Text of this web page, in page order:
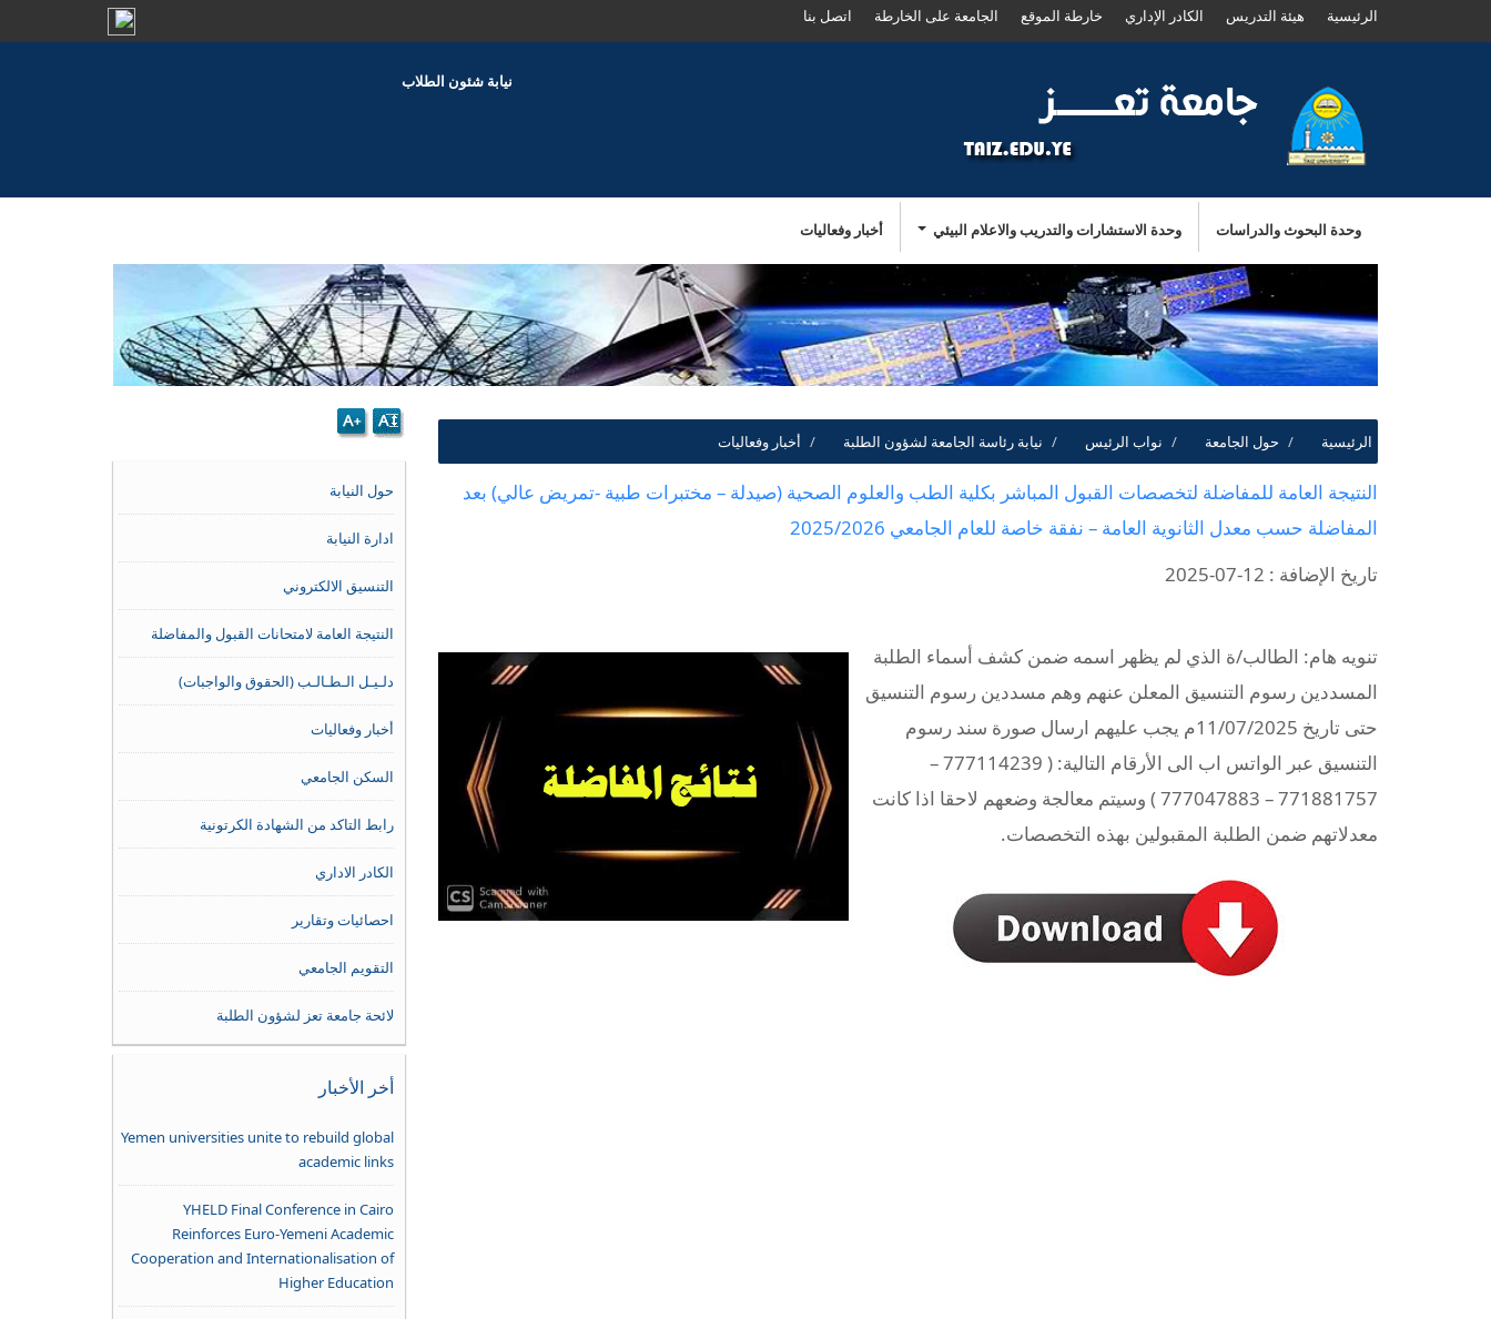
الرئيسية هيئة التدريس الكادر الإداري خارطة الموقع الجامعة على الخارطة اتصل بنا
نيابة شئون الطلاب
وحدة البحوث والدراسات وحدة الاستشارات والتدريب والاعلام البيئي أخبار وفعاليات
الرئيسية حول الجامعة نواب الرئيس نيابة رئاسة الجامعة لشؤون الطلبة أخبار وفعاليات
النتيجة العامة للمفاضلة لتخصصات القبول المباشر بكلية الطب والعلوم الصحية (صيدلة – مختبرات طبية -تمريض عالي) بعد
المفاضلة حسب معدل الثانوية العامة – نفقة خاصة للعام الجامعي 2025/2026
تاريخ الإضافة : 12-07-2025
تنويه هام: الطالب/ة الذي لم يظهر اسمه ضمن كشف أسماء الطلبة
المسددين رسوم التنسيق المعلن عنهم وهم مسددين رسوم التنسيق
حتى تاريخ 11/07/2025م يجب عليهم ارسال صورة سند رسوم
التنسيق عبر الواتس اب الى الأرقام التالية: ( 777114239 –
771881757 – 777047883 ) وسيتم معالجة وضعهم لاحقا اذا كانت
معدلاتهم ضمن الطلبة المقبولين بهذه التخصصات.
حول النيابة
ادارة النيابة
التنسيق الالكتروني
النتيجة العامة لامتحانات القبول والمفاضلة
دلـيـل الـطـالـب (الحقوق والواجبات)
أخبار وفعاليات
السكن الجامعي
رابط التاكد من الشهادة الكرتونية
الكادر الاداري
احصائيات وتقارير
التقويم الجامعي
لائحة جامعة تعز لشؤون الطلبة
أخر الأخبار
Yemen universities unite to rebuild global
academic links
YHELD Final Conference in Cairo
Reinforces Euro-Yemeni Academic
Cooperation and Internationalisation of
Higher Education